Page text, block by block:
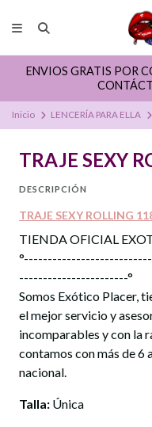
ENVIOS GRATIS POR
Inicio LENCERÍA PARA ELLA
TRAJE SEXY
DESCRIPCIÓN
TRAJE SEXY ROLLING
TIENDA OFICIAL
-----------------------°
Somos Exótico Placer,
el mejor servicio y
incomparables y con la
contamos con más de 6
nacional.
Talla: Única